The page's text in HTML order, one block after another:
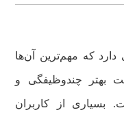
دارد که مهم‌ترین آن‌ها
بهتر چندوظیفگی و
بسیاری از کاربران